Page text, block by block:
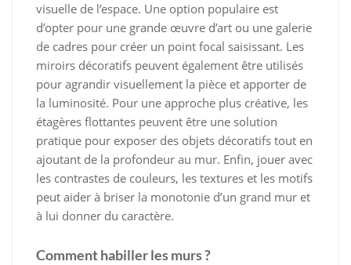
visuelle de l’espace. Une option populaire est
d’opter pour une grande œuvre d’art ou une galerie
de cadres pour créer un point focal saisissant. Les
miroirs décoratifs peuvent également être utilisés
pour agrandir visuellement la pièce et apporter de
la luminosité. Pour une approche plus créative, les
étagères flottantes peuvent être une solution
pratique pour exposer des objets décoratifs tout en
ajoutant de la profondeur au mur. Enfin, jouer avec
les contrastes de couleurs, les textures et les motifs
peut aider à briser la monotonie d’un grand mur et
à lui donner du caractère.
Comment habiller les murs ?